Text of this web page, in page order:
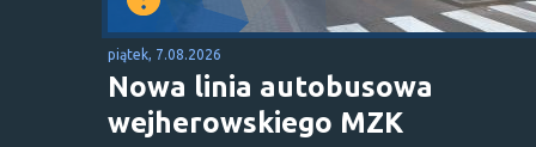
piątek, 7.08.2026
Nowa linia autobusowa
wejherowskiego MZK